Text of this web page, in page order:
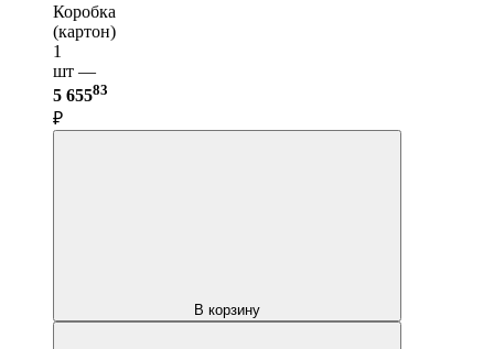
Коробка
(картон)
1
шт —
5 65583
₽
В корзину